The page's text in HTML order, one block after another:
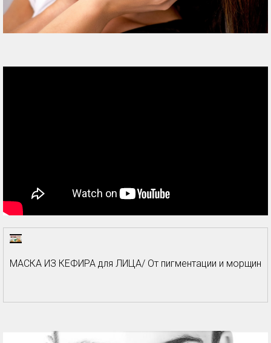
МАСКА ИЗ КЕФИРА для ЛИЦА/ От пигментации и морщин